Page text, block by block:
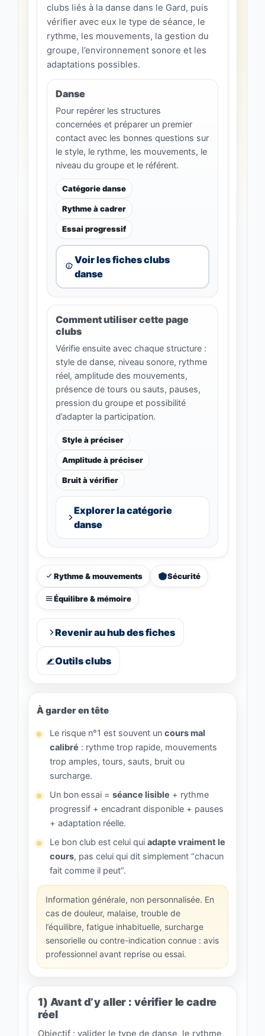
clubs liés à la danse dans le Gard, puis
vérifier avec eux le type de séance, le
rythme, les mouvements, la gestion du
groupe, l’environnement sonore et les
adaptations possibles.
Danse
Pour repérer les structures
concernées et préparer un premier
contact avec les bonnes questions sur
le style, le rythme, les mouvements, le
niveau du groupe et le référent.
Catégorie danse
Rythme à cadrer
Essai progressif
Voir les fiches clubs
danse
Comment utiliser cette page
clubs
Vérifie ensuite avec chaque structure :
style de danse, niveau sonore, rythme
réel, amplitude des mouvements,
présence de tours ou sauts, pauses,
pression du groupe et possibilité
d’adapter la participation.
Style à préciser
Amplitude à préciser
Bruit à vérifier
Explorer la catégorie
danse
Rythme & mouvements Sécurité
Équilibre & mémoire
Revenir au hub des fiches
Outils clubs
À garder en tête
Le risque n°1 est souvent un cours mal
calibré : rythme trop rapide, mouvements
trop amples, tours, sauts, bruit ou
surcharge.
Un bon essai = séance lisible + rythme
progressif + encadrant disponible + pauses
+ adaptation réelle.
Le bon club est celui qui adapte vraiment le
cours, pas celui qui dit simplement “chacun
fait comme il peut”.
Information générale, non personnalisée. En
cas de douleur, malaise, trouble de
l’équilibre, fatigue inhabituelle, surcharge
sensorielle ou contre-indication connue : avis
professionnel avant reprise ou essai.
1) Avant d’y aller : vérifier le cadre
réel
Objectif : valider le type de danse, le rythme,